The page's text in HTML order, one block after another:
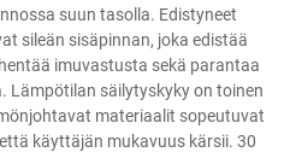
suun tasolla. Edistyneet
sileän sisäpinnan, joka edistää
imuvastusta sekä parantaa
Lämpötilan säilytyskyky on toinen
materiaalit sopeutuvat
käyttäjän mukavuus kärsii. 30